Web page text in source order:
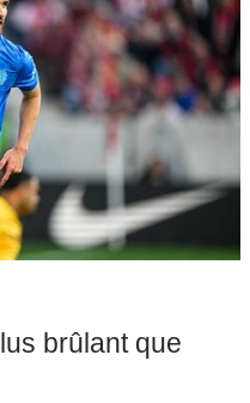
brûlant que